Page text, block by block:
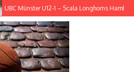
UBC Münster U12-1 – Scala Longhorns